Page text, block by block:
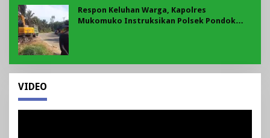
Respon Keluhan Warga, Kapolres
Mukomuko Instruksikan Polsek Pondok
VIDEO